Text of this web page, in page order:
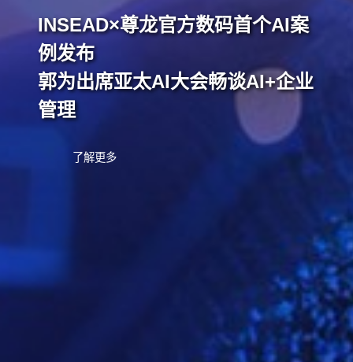
INSEAD×尊龙官方数码首个AI案
例发布
郭为出席亚太AI大会畅谈AI+企业
管理
了解更多